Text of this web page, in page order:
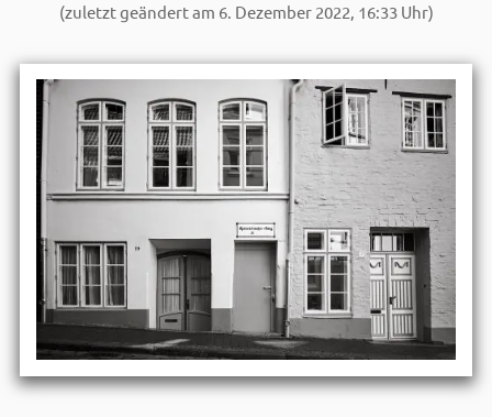
(zuletzt geändert am 6. Dezember 2022, 16:33 Uhr)